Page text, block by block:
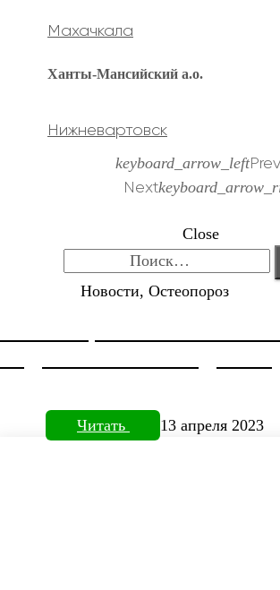
Махачкала
Ханты-Мансийский а.о.
Нижневартовск
keyboard_arrow_left
Next
Close
Новости, Остеопороз
Читать 13 апреля 2023